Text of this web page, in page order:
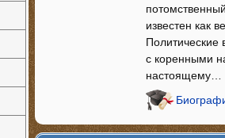
известен как
Политические
с коренными
настоящему…